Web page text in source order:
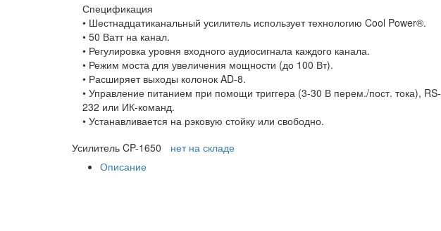
Спецификация
• Шестнадцатиканальный усилитель использует технологию Cool Power®.
• 50 Ватт на канал.
• Регулировка уровня входного аудиосигнала каждого канала.
• Режим моста для увеличения мощности (до 100 Вт).
• Расширяет выходы колонок AD-8.
• Управление питанием при помощи триггера (3-30 В перем./пост. тока), RS-
232 или ИК-команд.
• Устанавливается на рэковую стойку или свободно.
Усилитель CP-1650
нет на складе
Описание